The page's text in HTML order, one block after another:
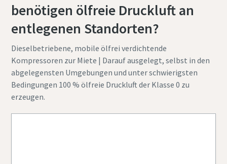
benötigen ölfreie Druckluft an
entlegenen Standorten?
Dieselbetriebene, mobile ölfrei verdichtende
Kompressoren zur Miete | Darauf ausgelegt, selbst in den
abgelegensten Umgebungen und unter schwierigsten
Bedingungen 100 % ölfreie Druckluft der Klasse 0 zu
erzeugen.